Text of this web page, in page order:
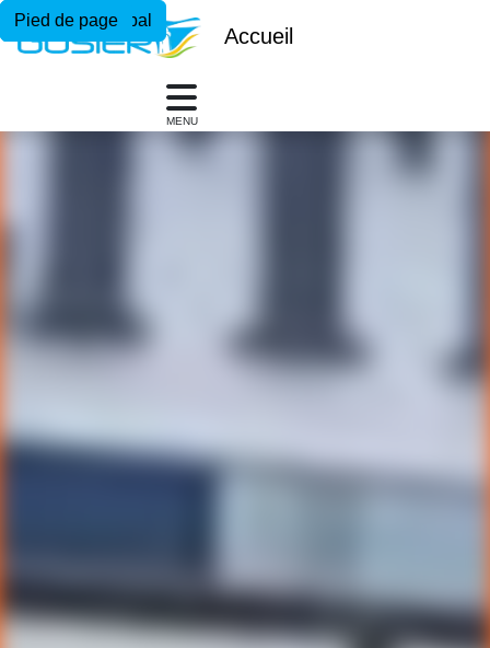
Menu principal
Contenu principal
Pied de page
Accueil
MENU